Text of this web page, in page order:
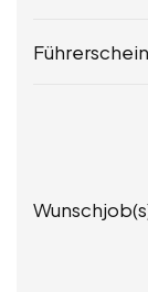
Führerschein